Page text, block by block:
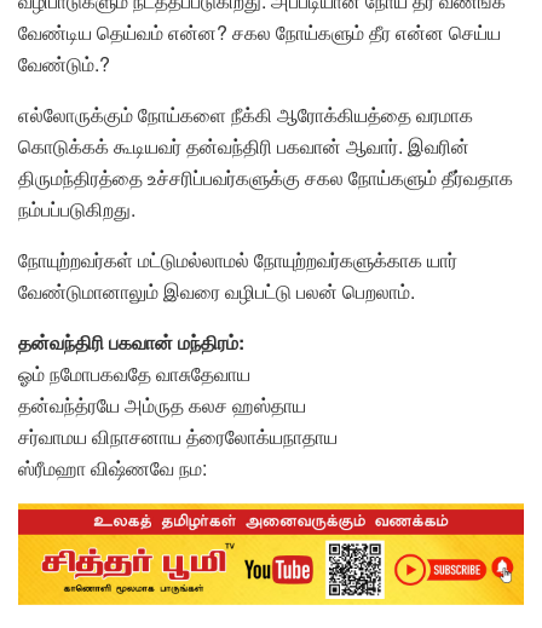
வேண்டிய தெய்வம் என்ன? சகல நோய்களும் தீர என்ன செய்ய
வேண்டும்.?
எல்லோருக்கும் நோய்களை நீக்கி ஆரோக்கியத்தை வரமாக
கொடுக்கக் கூடியவர் தன்வந்திரி பகவான் ஆவார். இவரின்
திருமந்திரத்தை உச்சரிப்பவர்களுக்கு சகல நோய்களும் தீர்வதாக
நம்பப்படுகிறது.
நோயுற்றவர்கள் மட்டுமல்லாமல் நோயுற்றவர்களுக்காக யார்
வேண்டுமானாலும் இவரை வழிபட்டு பலன் பெறலாம்.
தன்வந்திரி பகவான் மந்திரம்:
ஓம் நமோபகவதே வாசுதேவாய
தன்வந்த்ரயே அம்ருத கலச ஹஸ்தாய
சர்வாமய விநாசனாய த்ரைலோக்யநாதாய
ஸ்ரீமஹா விஷ்ணவே நம: